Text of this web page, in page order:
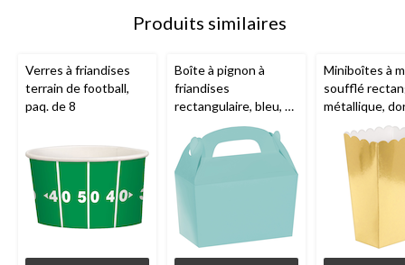
Produits similaires
Verres à friandises
terrain de football,
paq. de 8
Boîte à pignon à
friandises
rectangulaire, bleu, 5
po, pour fête
d'anniversaire/fête
prénatale/dévoilemen
t du sexe
Miniboîtes à
soufflé
métallique,
po, paq. 5,
prénatale/